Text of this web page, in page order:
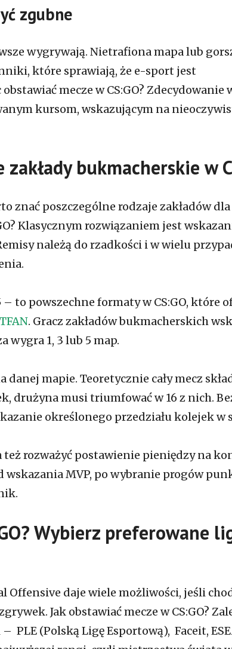
zgubne
wygrywają. Nietrafiona mapa lub
które sprawiają, że e-sport jest
mecze w CS:GO? Zdecydowanie
kursom, wskazującym na
bukmacherskie w
znać poszczególne rodzaje zakładów
Klasycznym rozwiązaniem jest
należą do rzadkości i w wielu
– to powszechne formaty w CS:GO, które
. Gracz zakładów bukmacherskich
wygra 1, 3 lub 5 map.
mapie. Teoretycznie cały mecz
drużyna musi triumfować w 16 z nich.
określonego przedziału kolejek w
też rozważyć postawienie pieniędzy na
wskazania MVP, po wybranie progów
Wybierz preferowane
Offensive daje wiele możliwości, jeśli
Jak obstawiać mecze w CS:GO?
(Polską Ligę Esportową), Faceit,